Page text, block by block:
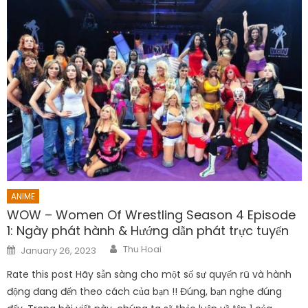
ANIME
WOW – Women Of Wrestling Season 4 Episode
1: Ngày phát hành & Hướng dẫn phát trực tuyến
Posted
on
January 26, 2023 Author
Thu Hoai
Rate this post Hãy sẵn sàng cho một số sự quyến rũ và hành
động đang đến theo cách của bạn !! Đúng, bạn nghe đúng